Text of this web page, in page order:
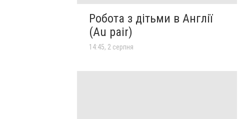
Робота з дітьми в Англії
(Au pair)
14:45, 2 серпня